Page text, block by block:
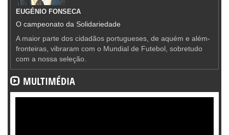
EUGÉNIO FONSECA
O campeonato da Solidariedade
A maior parte dos cidadãos portugueses, de aquém e além-
fronteiras, vibraram com o Mundial de Futebol, sobretudo
com a nossa seleção.
MULTIMÉDIA